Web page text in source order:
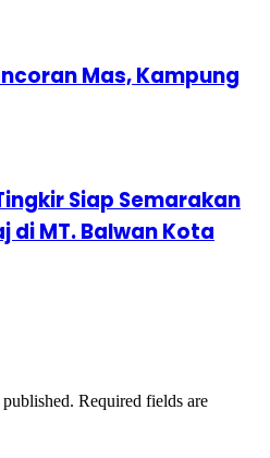
Mas, Kampung
Siap Semarakan
di MT. Balwan Kota
Required fields are